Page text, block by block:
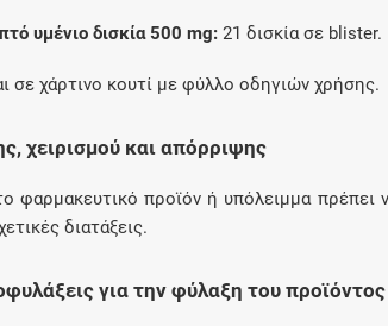
υμένιο δισκία 500 mg: 21 δισκία σε blister.
σε χάρτινο κουτί με φύλλο οδηγιών χρήσης.
χειρισμού και απόρριψης
φαρμακευτικό προϊόν ή υπόλειμμα πρέπει
διατάξεις.
για την φύλαξη του προϊόντος